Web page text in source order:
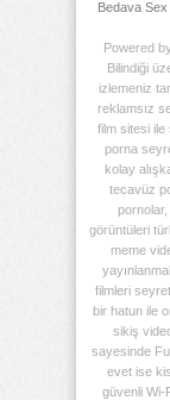
Bedava
Powered
Bilindiği
izlemeniz
reklamsız
film sitesi ile
porna
kolay
tecavüz
görüntüleri
meme
filmleri
bir hatun ile
sikiş
sayesinde
evet ise
güvenli Wi-